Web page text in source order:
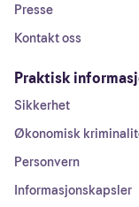
Presse
Kontakt oss
Praktisk
Sikkerhet
Økonomisk
Personvern
Informasjonskapsler